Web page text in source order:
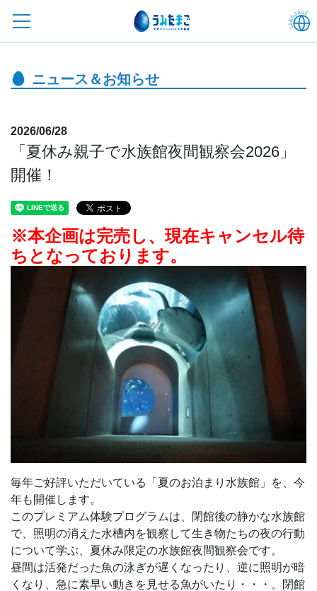
ニュース＆お知らせ
2026/06/28
「夏休み親子で水族館夜間観察会2026」
開催！
※本企画は完売し、現在キャンセル待
ちとなっております。
毎年ご好評いただいている「夏のお泊まり水族館」を、今
年も開催します。
このプレミアム体験プログラムは、閉館後の静かな水族館
で、照明の消えた水槽内を観察して生き物たちの夜の行動
について学ぶ、夏休み限定の水族館夜間観察会です。
昼間は活発だった魚の泳ぎが遅くなったり、逆に照明が暗
くなり、急に素早い動きを見せる魚がいたり・・・。閉館